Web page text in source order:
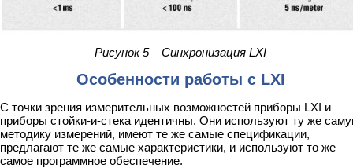
Рисунок 5 – Синхронизация LXI
Особенности работы с LXI
С точки зрения измерительных возможностей приборы LXI и
приборы стойки-и-стека идентичны. Они используют ту же
методику измерений, имеют те же самые спецификации,
предлагают те же самые характеристики, и используют то же
самое программное обеспечение.